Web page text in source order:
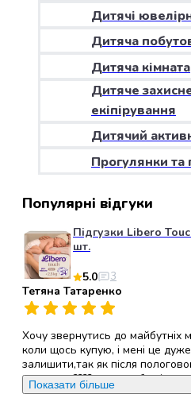
меди
Подарункові
набори
алкоголю
Продукти
Бакалія
Олія
Сухі
сніданки
приготування
Спеції
та
приправи
Цукор
Все
для
Дитячі
Дитяча
Дитяча кімната
Дитяче
екіпірування
Дитячий
Прогулянки та
Популярні відгуки
Підгузки Libero
шт.
5.0
3
Тетяна Татаренко
Хочу звернутись до майбутніх
коли щось купую, і мені це
залишити,так як після
памперси????, хочу щоб всі ви
Показати більше